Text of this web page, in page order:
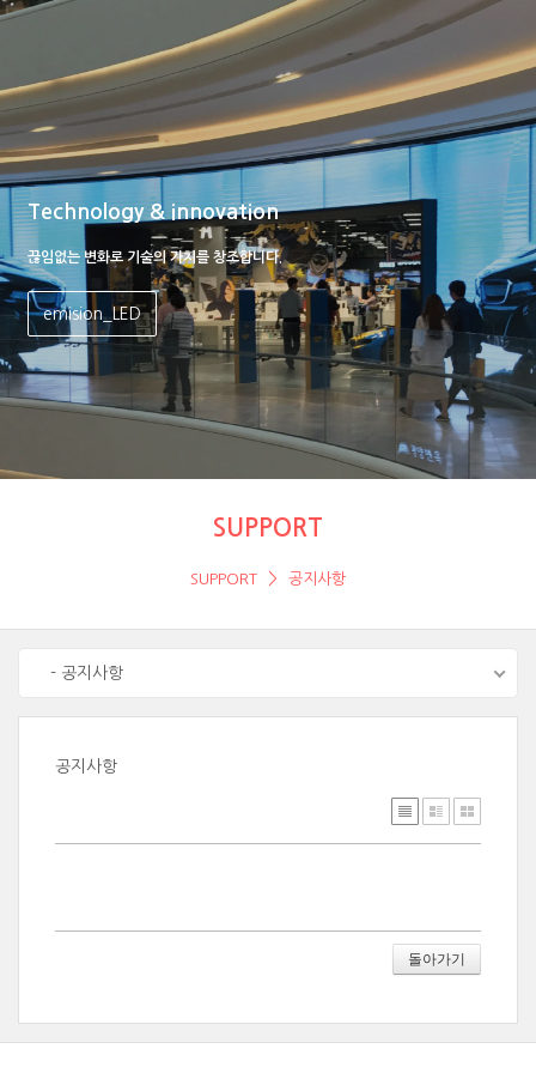
Technology & innovation
끊임없는 변화로 기술의 가치를 창조합니다.
emision_LED
SUPPORT
SUPPORT 공지사항
- 공지사항
공지사항
돌아가기